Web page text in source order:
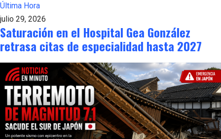
Última Hora
julio 29, 2026
Saturación en el Hospital Gea González
retrasa citas de especialidad hasta 2027